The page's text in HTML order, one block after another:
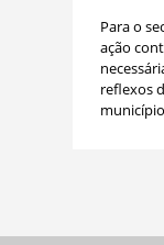
Para o
ação
reflexos